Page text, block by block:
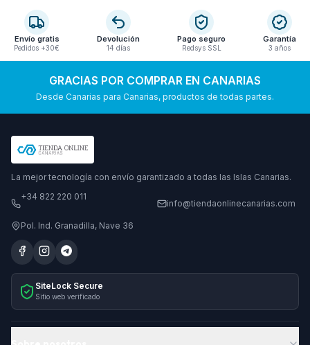
Envío gratis
Pedidos +30€
Devolución
14 días
Pago seguro
Redsys SSL
Garantía
3 años
GRACIAS POR COMPRAR EN CANARIAS
Desde Canarias para Canarias, productos de todas partes.
La mejor tecnología con envío garantizado a todas las Islas Canarias.
+34 822 220 011
info@tiendaonlinecanarias.com
Pol. Ind. Granadilla, Nave 36
SiteLock Secure
Sitio web verificado